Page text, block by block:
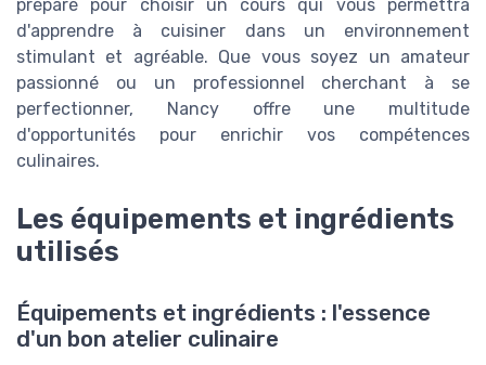
préparé pour choisir un cours qui vous permettra
d'apprendre à cuisiner dans un environnement
stimulant et agréable. Que vous soyez un amateur
passionné ou un professionnel cherchant à se
perfectionner, Nancy offre une multitude
d'opportunités pour enrichir vos compétences
culinaires.
Les équipements et ingrédients
utilisés
Équipements et ingrédients : l'essence
d'un bon atelier culinaire